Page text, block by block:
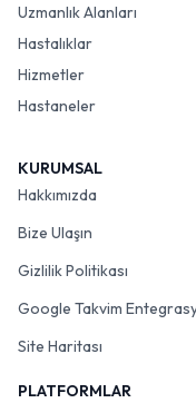
Uzmanlık Alanları
Hastalıklar
Hizmetler
Hastaneler
KURUMSAL
Hakkımızda
Bize Ulaşın
Gizlilik Politikası
Google Takvim
Site Haritası
PLATFORMLAR